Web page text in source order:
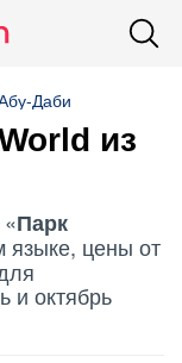
Даби
из
Парк
языке, цены от
и октябрь